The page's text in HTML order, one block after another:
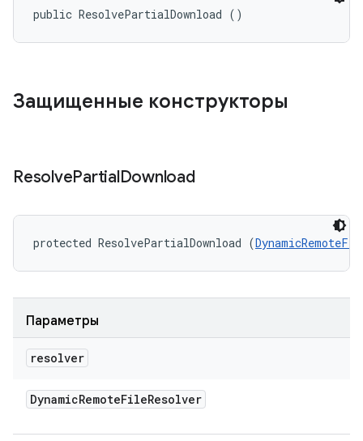
public ResolvePartialDownload ()
Защищенные конструкторы
ResolvePartialDownload
protected ResolvePartialDownload (
Параметры
resolver
DynamicRemoteFileResolver